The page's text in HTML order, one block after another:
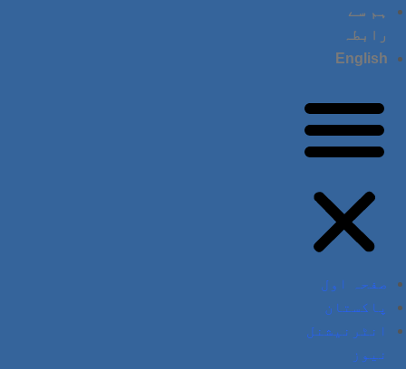
ہم سے
رابطہ
English
صفحہ اول
پاکستان
انٹرنیشنل
نیوز